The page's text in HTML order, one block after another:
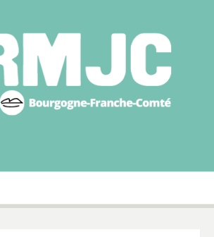
des MJC
Franche-